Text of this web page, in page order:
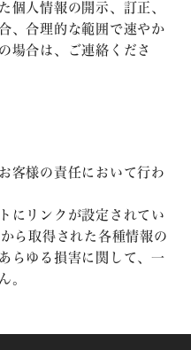
個人情報の開示、訂正、
、合理的な範囲で速やか
場合は、ご連絡くださ
客様の責任において行わ
にリンクが設定されてい
ら取得された各種情報の
らゆる損害に関して、一
。